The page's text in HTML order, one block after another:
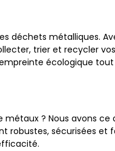
déchets métalliques.
trier et recycler
écologique
? Nous avons ce
sécurisées et